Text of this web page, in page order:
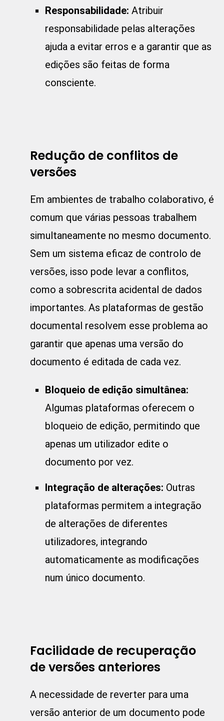
Responsabilidade: Atribuir
responsabilidade pelas alterações
ajuda a evitar erros e a garantir que as
edições são feitas de forma
consciente.
Redução de conflitos de
versões
Em ambientes de trabalho colaborativo, é
comum que várias pessoas trabalhem
simultaneamente no mesmo documento.
Sem um sistema eficaz de controlo de
versões, isso pode levar a conflitos,
como a sobrescrita acidental de dados
importantes. As plataformas de gestão
documental resolvem esse problema ao
garantir que apenas uma versão do
documento é editada de cada vez.
Bloqueio de edição simultânea:
Algumas plataformas oferecem o
bloqueio de edição, permitindo que
apenas um utilizador edite o
documento por vez.
Integração de alterações: Outras
plataformas permitem a integração
de alterações de diferentes
utilizadores, integrando
automaticamente as modificações
num único documento.
Facilidade de recuperação
de versões anteriores
A necessidade de reverter para uma
versão anterior de um documento pode